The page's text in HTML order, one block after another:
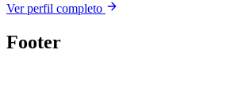
Ver perfil completo
Footer